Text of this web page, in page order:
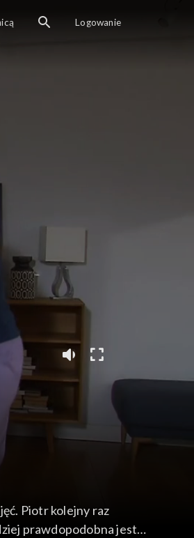
Piotr kolejny raz
prawdopodobna jest
Logowanie